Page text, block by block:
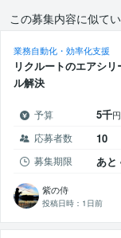
この募集内容に似て
業務自動化・効率化支援
リクルートのエアシ
ル解決
予算 5千
応募者数 10
募集期限 あと
紫の侍
投稿日時： 1日前